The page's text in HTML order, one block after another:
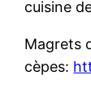
cuisine
Magrets
cèpes: